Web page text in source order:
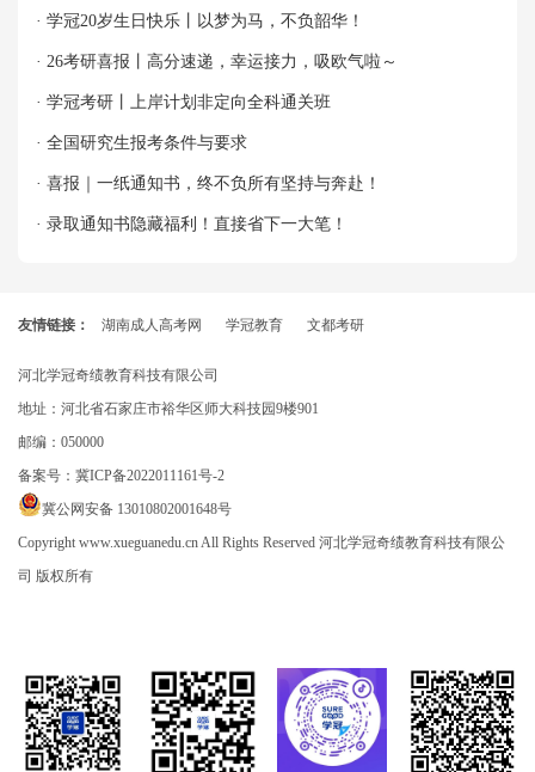
牌！
· 学冠20岁生日快乐丨以梦为马，不负韶华！
· 26考研喜报丨高分速递，幸运接力，吸欧气啦～
· 学冠考研丨上岸计划非定向全科通关班
· 全国研究生报考条件与要求
· 喜报｜一纸通知书，终不负所有坚持与奔赴！
· 录取通知书隐藏福利！直接省下一大笔！
友情链接： 湖南成人高考网 学冠教育 文都考研
河北学冠奇绩教育科技有限公司
地址：河北省石家庄市裕华区师大科技园9楼901
邮编：050000
备案号： 冀ICP备2022011161号-2
冀公网安备 13010802001648号
Copyright www.xueguanedu.cn All Rights Reserved 河北学冠奇绩教育科技有限公
司 版权所有